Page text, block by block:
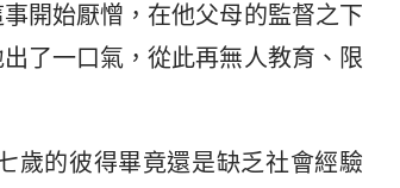
開始厭憎，在他父母的監督之下
了一口氣，從此再無人教育、限
歲的彼得畢竟還是缺乏社會經驗